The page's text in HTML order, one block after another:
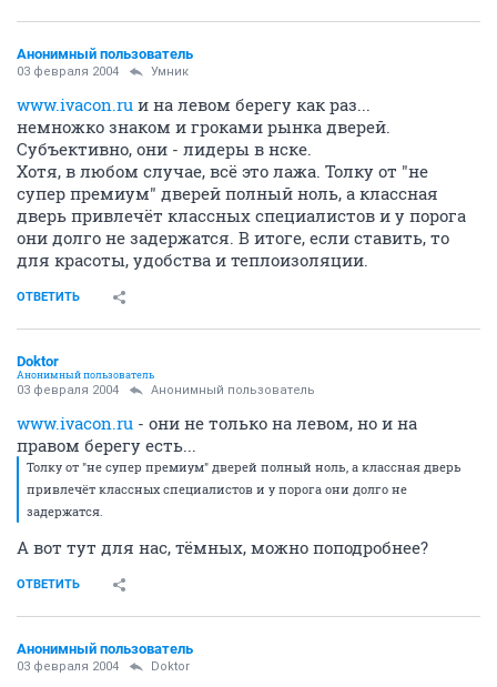
Анонимный пользователь
03 февраля 2004 Умник
www.ivacon.ru и на левом берегу как раз...
немножко знаком и гроками рынка дверей.
Субъективно, они - лидеры в нске.
Хотя, в любом случае, всё это лажа. Толку от "не
супер премиум" дверей полный ноль, а классная
дверь привлечёт классных специалистов и у порога
они долго не задержатся. В итоге, если ставить, то
для красоты, удобства и теплоизоляции.
ОТВЕТИТЬ
Doktor
Анонимный пользователь
03 февраля 2004 Анонимный пользователь
www.ivacon.ru - они не только на левом, но и на
правом берегу есть...
Толку от "не супер премиум" дверей полный ноль, а классная дверь
привлечёт классных специалистов и у порога они долго не
задержатся.
А вот тут для нас, тёмных, можно поподробнее?
ОТВЕТИТЬ
Анонимный пользователь
03 февраля 2004 Doktor